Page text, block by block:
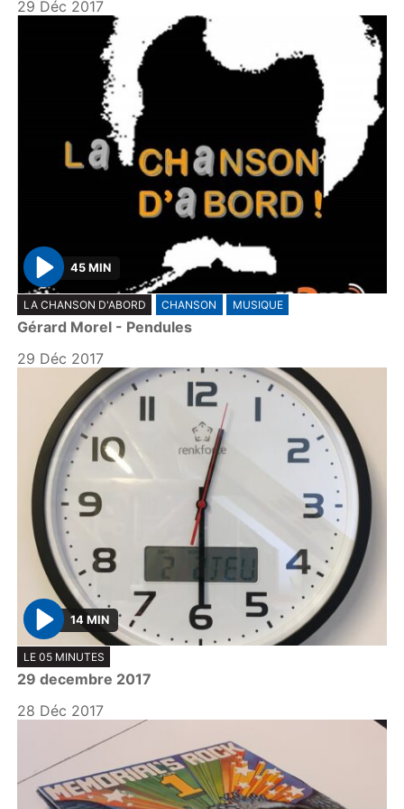
29 Déc 2017
P
l
a
y
45 MIN
LA CHANSON D'ABORD CHANSON MUSIQUE
Gérard Morel - Pendules
29 Déc 2017
P
l
a
y
14 MIN
LE 05 MINUTES
29 decembre 2017
28 Déc 2017